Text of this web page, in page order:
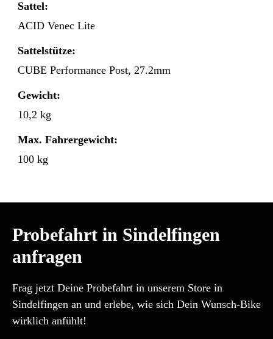
Sattel:
ACID Venec Lite
Sattelstütze:
CUBE Performance Post, 27.2mm
Gewicht:
10,2 kg
Max. Fahrergewicht:
100 kg
Probefahrt in Sindelfingen
anfragen
Frag jetzt Deine Probefahrt in unserem Store in
Sindelfingen an und erlebe, wie sich Dein Wunsch-Bike
wirklich anfühlt!